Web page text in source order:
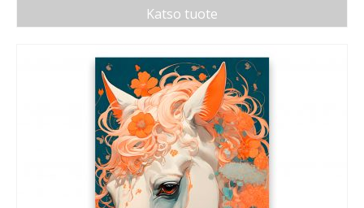
Katso tuote